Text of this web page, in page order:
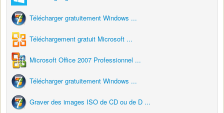
Télécharger gratuitement Windows ...
Téléchargement gratuit Microsoft ...
Microsoft Office 2007 Professionnel ...
Télécharger gratuitement Windows ...
Graver des images ISO de CD ou de D ...